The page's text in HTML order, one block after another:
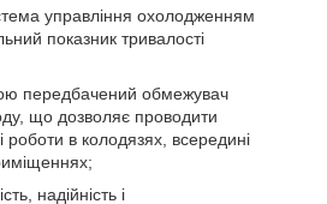
управління охолодженням
показник тривалості
передбачений обмежувач
що дозволяє проводити
роботи в колодязях, всередині
надійність і